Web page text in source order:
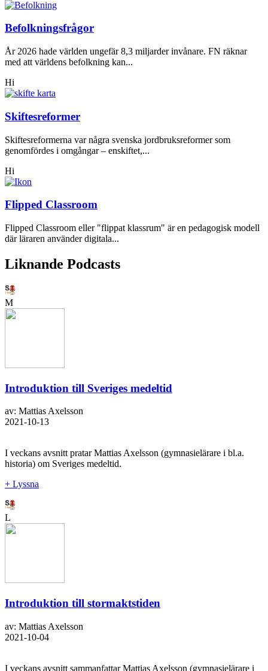
Befolkningsfrågor
År 2026 hade världen ungefär 8,3 miljarder invånare. FN räknar
med att världens befolkning kan...
Hi
Skiftesreformer
Skiftesreformerna var några svenska jordbruksreformer som
genomfördes i omgångar – enskiftet,...
Hi
Flipped Classroom
Flipped Classroom eller "flippat klassrum" är en pedagogisk modell
där läraren använder digitala...
Liknande Podcasts
M
Introduktion till Sveriges medeltid
av: Mattias Axelsson
2021-10-13
I veckans avsnitt pratar Mattias Axelsson (gymnasielärare i bl.a.
historia) om Sveriges medeltid.
+ Lyssna
L
Introduktion till stormaktstiden
av: Mattias Axelsson
2021-10-04
I veckans avsnitt sammanfattar Mattias Axelsson (gymnasielärare i